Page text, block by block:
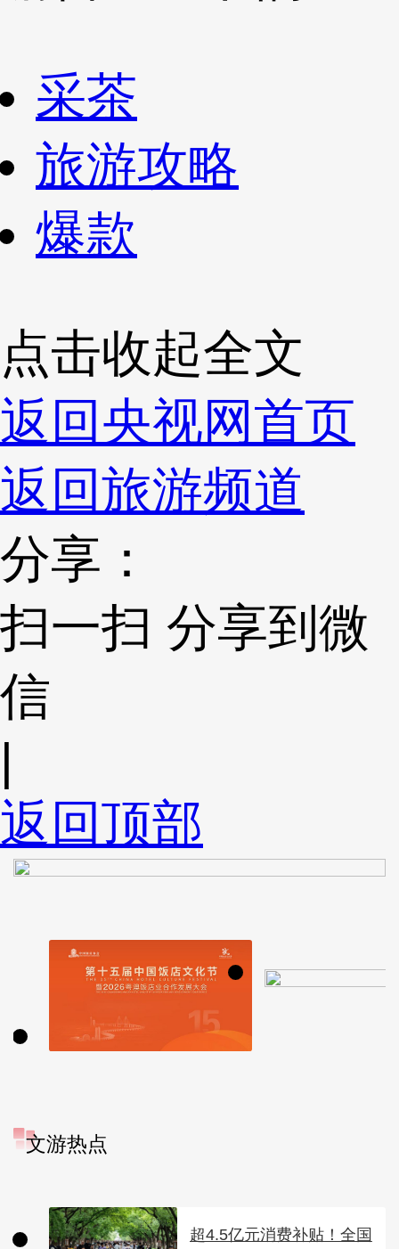
采茶
旅游攻略
爆款
点击收起全文
返回央视网首页
返回旅游频道
分享：
扫一扫 分享到微
信
|
返回顶部
文游热点
超4.5亿元消费补贴！全国